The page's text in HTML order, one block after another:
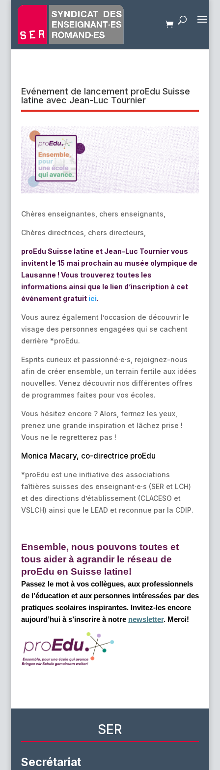
Evénement de lancement proEdu Suisse
latine avec Jean-Luc Tournier
Chères enseignantes, chers enseignants,
Chères directrices, chers directeurs,
proEdu Suisse latine et Jean-Luc Tournier vous
invitent le 15 mai prochain au musée olympique de
Lausanne ! Vous trouverez toutes les
informations ainsi que le lien d’inscription à cet
événement gratuit ici.
Vous aurez également l’occasion de découvrir le
visage des personnes engagées qui se cachent
derrière *proEdu.
Esprits curieux et passionné·e·s, rejoignez-nous
afin de créer ensemble, un terrain fertile aux idées
nouvelles. Venez découvrir nos différentes offres
de programmes faites pour vos écoles.
Vous hésitez encore ? Alors, fermez les yeux,
prenez une grande inspiration et lâchez prise !
Vous ne le regretterez pas !
Monica Macary, co-directrice proEdu
*proEdu est une initiative des associations
faîtières suisses des enseignant·e·s (SER et LCH)
et des directions d’établissement (CLACESO et
VSLCH) ainsi que le LEAD et reconnue par la CDIP.
Ensemble, nous pouvons toutes et
tous aider à agrandir le réseau de
proEdu en Suisse latine!
Passez le mot à vos collègues, aux professionnels
de l’éducation et aux personnes intéressées par des
pratiques scolaires inspirantes. Invitez-les encore
aujourd’hui à s’inscrire à notre newsletter. Merci!
SER
Secrétariat